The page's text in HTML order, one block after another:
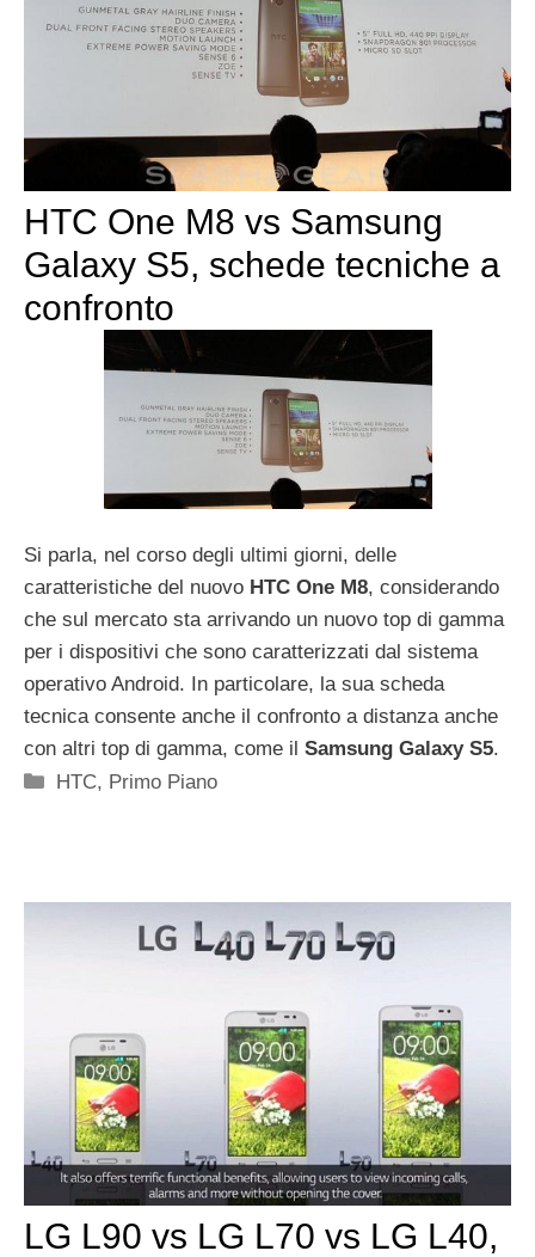
HTC One M8 vs Samsung
Galaxy S5, schede tecniche a
confronto
Si parla, nel corso degli ultimi giorni, delle
caratteristiche del nuovo HTC One M8, considerando
che sul mercato sta arrivando un nuovo top di gamma
per i dispositivi che sono caratterizzati dal sistema
operativo Android. In particolare, la sua scheda
tecnica consente anche il confronto a distanza anche
con altri top di gamma, come il Samsung Galaxy S5.
Categorie
HTC, Primo Piano
LG L90 vs LG L70 vs LG L40,